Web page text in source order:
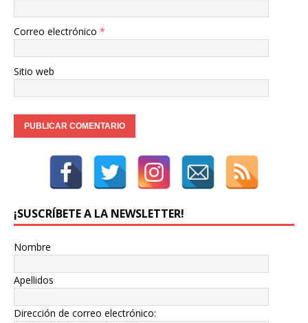
Correo electrónico *
Sitio web
¡SUSCRÍBETE A LA NEWSLETTER!
Nombre
Apellidos
Dirección de correo electrónico: